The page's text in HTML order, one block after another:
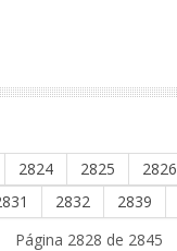
2824 2825 2826
2832 2839
Página 2828 de 2845